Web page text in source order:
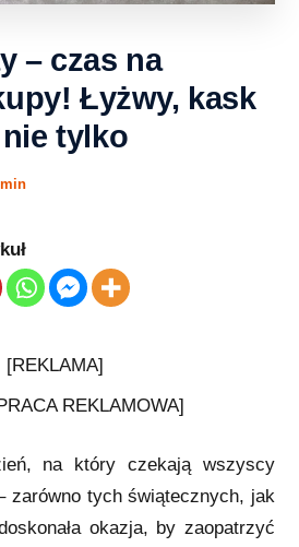
– czas na
Łyżwy, kask
tylko
[REKLAMA]
REKLAMOWA]
na który czekają wszyscy
zarówno tych świątecznych, jak
okazja, by zaopatrzyć